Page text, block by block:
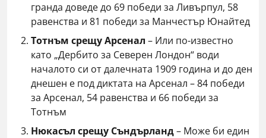
гранда доведе до 69 победи за Ливърпул, 58
равенства и 81 победи за Манчестър Юнайтед
Тотнъм срещу Арсенал – Или по-известно
като „Дербито за Северен Лондон“ води
началото си от далечната 1909 година и до ден
днешен е под диктата на Арсенал – 84 победи
за Арсенал, 54 равенства и 66 победи за
Тотнъм
Нюкасъл срещу Съндърланд– Може би един